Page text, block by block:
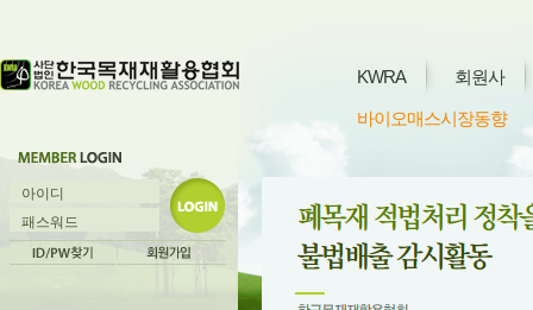
KWRA 회원사
바이오매스시장동향